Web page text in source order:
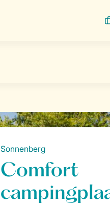
Sonnenberg
Comfort